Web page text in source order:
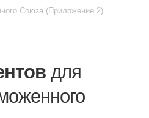
Союза (Приложение 2)
для